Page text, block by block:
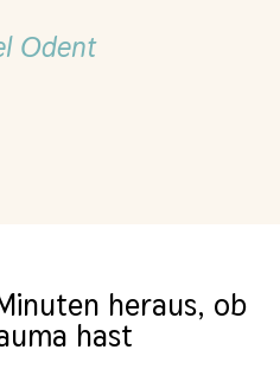
Odent
heraus, ob
hast